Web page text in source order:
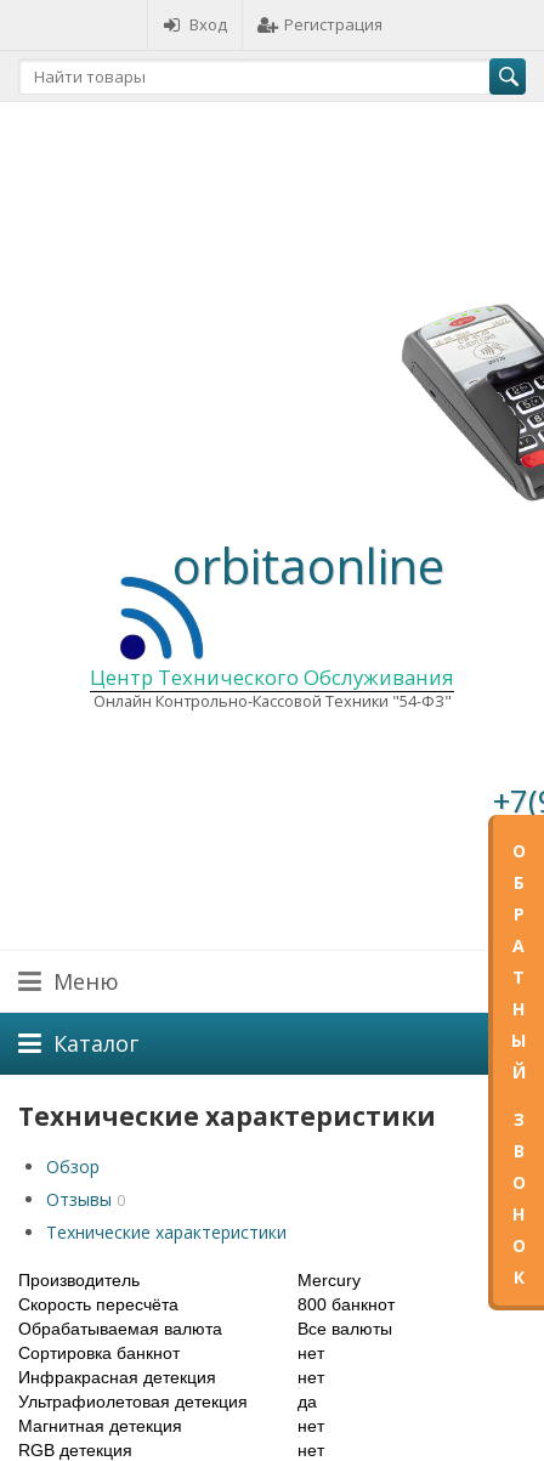
Вход Регистрация
Центр Технического Обслуживания
Онлайн Контрольно-Кассовой Техники "54-ФЗ"
orbitaonline
E-
Меню
Каталог
Технические характеристики
Обзор
Отзывы 0
Технические характеристики
Производитель
Mercury
Скорость пересчёта
800 банкнот
Обрабатываемая валюта
Все валюты
Сортировка банкнот
нет
Инфракрасная детекция
нет
Ультрафиолетовая детекция
да
Магнитная детекция
нет
RGB детекция
нет
О
Б
Р
А
Т
Н
Ы
Й
З
В
О
Н
О
К